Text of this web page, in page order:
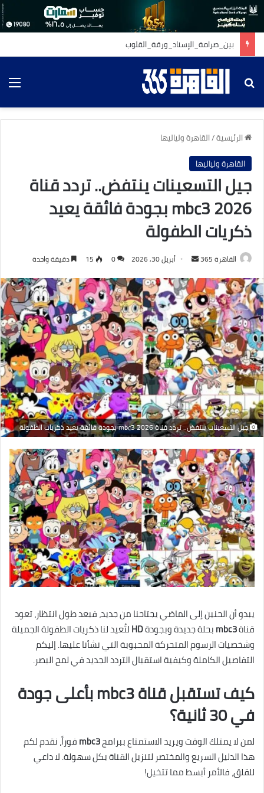
بين_صرامة_الإسناد_ورقة_القلوب
بحث عن
الرئيسية/القاهرة ولياليها
القاهرة ولياليها
جيل التسعينات ينتفض.. تردد قناة
mbc3 2026 بجودة فائقة يعيد
ذكريات الطفولة
القاهرة 365
أرسل
إلكترونيا
أبريل 30, 2026 0
15 دقيقة واحدة
جيل التسعينات ينتفض.. تردد قناة mbc3 2026 بجودة فائقة يعيد ذكريات الطفولة
يبدو أن الحنين إلى الماضي يجتاحنا من جديد، فبعد طول انتظار، تعود
قناةmbc3بحلة جديدة وبجودةHDلتُعيد لنا ذكريات الطفولة الجميلة
وشخصيات الرسوم المتحركة المحبوبة التي نشأنا عليها. إليكم
التفاصيل الكاملة وكيفية استقبال التردد الجديد في لمح البصر.
كيف تستقبل قناة mbc3 بأعلى جودة
في 30 ثانية؟
لمن لا يمتلك الوقت ويريد الاستمتاع ببرامجmbc3فوراً، نقدم لكم
هذا الدليل السريع والمختصر لتنزيل القناة بكل سهولة. لا داعي
للقلق، فالأمر أبسط مما تتخيل!